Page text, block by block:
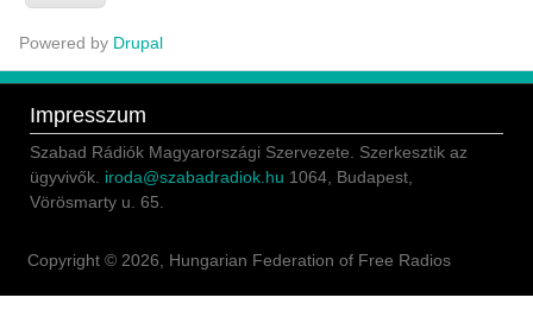
Powered by Drupal
Impresszum
Szabad Rádiók Magyarországi Szervezete. Szerkesztik az
ügyvivők. iroda@szabadradiok.hu 1064, Budapest,
Vörösmarty u. 65.
Copyright © 2026, Hungarian Federation of Free Radios